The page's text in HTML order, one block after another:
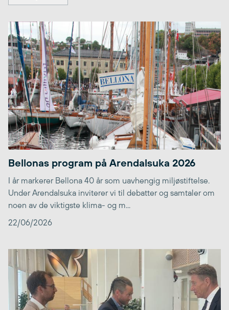
Bellonas program på Arendalsuka 2026
I år markerer Bellona 40 år som uavhengig miljøstiftelse.
Under Arendalsuka inviterer vi til debatter og samtaler om
noen av de viktigste klima- og m...
22/06/2026